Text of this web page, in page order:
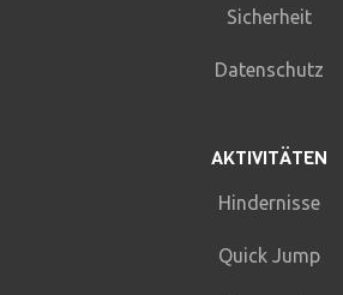
Sicherheit
Datenschutz
AKTIVITÄTEN
Hindernisse
Quick Jump